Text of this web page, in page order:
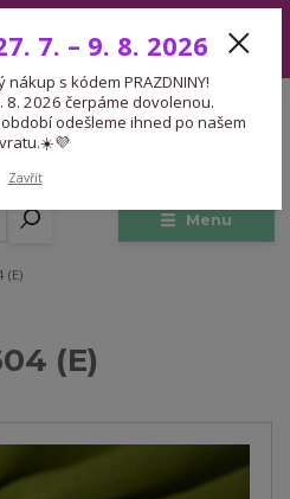
Objednávky přijaté v tomto období
našem návratu.☀️💜
Menu
CZK
13:45
(E)
(E)
7. – 9. 8. 2026
s kódem PRAZDNINY!
8. 2026 čerpáme dovolenou.
odešleme ihned po našem
Zavřít